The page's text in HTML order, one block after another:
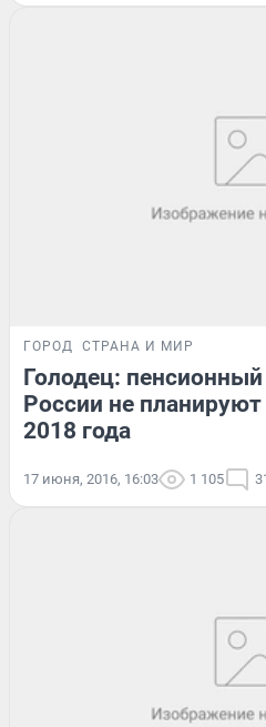
ГОРОД СТРАНА И МИР
Голодец: пенсионный
России не
2018 года
17 июня, 2016, 16:03 1 105